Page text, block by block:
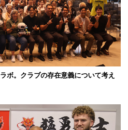
ボ。クラブの存在意義について考え